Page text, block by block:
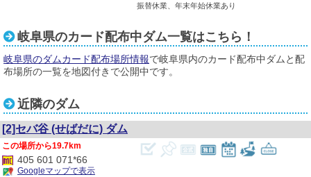
振替休業、年末年始休業あり
岐阜県のカード配布中ダム一覧はこちら！
岐阜県のダムカード配布場所情報で岐阜県内のカード配布中ダムと配
布場所の一覧を地図付きで公開中です。
近隣のダム
[2]セバ谷 (せばだに) ダム
19.7km
405 601 071*66
Googleマップで表示